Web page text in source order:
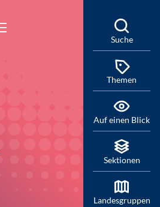
Suche
Themen
Auf einen Blick
Sektionen
Landesgruppen